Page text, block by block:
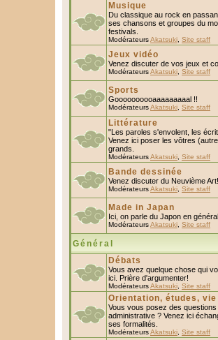
Musique
Du classique au rock en
ses chansons et groupes du
festivals.
ModérateursAkatsuki Site staff
Jeux vidéo
Venez discuter de vos jeux et
ModérateursAkatsuki Site staff
Sports
Goooooooooaaaaaaaaal !!
ModérateursAkatsuki Site staff
Littérature
"Les paroles s'envolent, les
Venez ici poser les vôtres
grands.
ModérateursAkatsuki Site staff
Bande dessinée
Venez discuter du Neuvième Art!
ModérateursAkatsuki Site staff
Made in Japan
Ici, on parle du Japon en
ModérateursAkatsuki Site staff
Général
Débats
Vous avez quelque chose qui
ici. Prière d'argumenter!
ModérateursAkatsuki Site staff
Orientation, études,
Vous vous posez des
administrative ? Venez ici
ses formalités.
ModérateursAkatsuki Site staff